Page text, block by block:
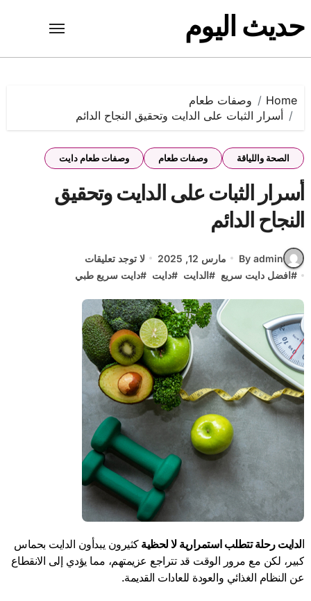
to
content
حديث اليوم
Home
وصفات طعام
أسرار الثبات على الدايت وتحقيق النجاح الدائم
الصحة واللياقة وصفات طعام وصفات طعام دايت
أسرار الثبات على الدايت وتحقيق
النجاح الدائم
By admin مارس 12, 2025
لا توجد تعليقات
#افضل دايت سريع #الدايت #دايت #دايت سريع طبي
الدايت رحلة تتطلب استمرارية لا لحظيةكثيرون يبدأون الدايت بحماس
كبير، لكن مع مرور الوقت قد تتراجع عزيمتهم، مما يؤدي إلى الانقطاع
عن النظام الغذائي والعودة للعادات القديمة.